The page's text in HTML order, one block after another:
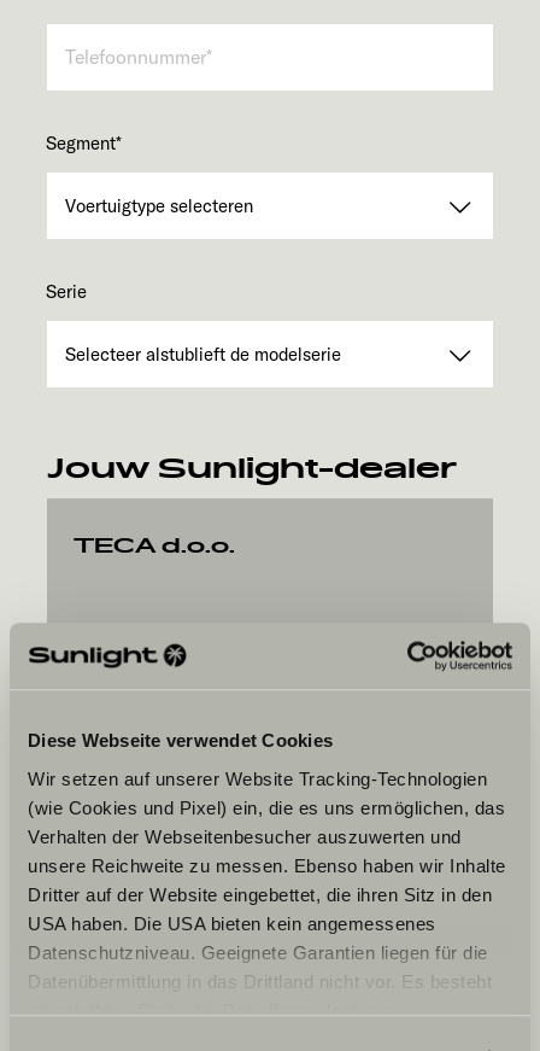
Diese Webseite verwendet Cookies
Wir setzen auf unserer Website Tracking-Technologien
(wie Cookies und Pixel) ein, die es uns ermöglichen, das
Verhalten der Webseitenbesucher auszuwerten und
unsere Reichweite zu messen. Ebenso haben wir Inhalte
Dritter auf der Website eingebettet, die ihren Sitz in den
USA haben. Die USA bieten kein angemessenes
Datenschutzniveau. Geeignete Garantien liegen für die
Datenübermittlung in das Drittland nicht vor. Es besteht
ein erhöhtes Risiko für Betroffene, da diesen
Segment*
Serie
Jouw Sunlight-dealer
TECA d.o.o.
1000 Ljubljana
Jouw gewenste datum
Datum